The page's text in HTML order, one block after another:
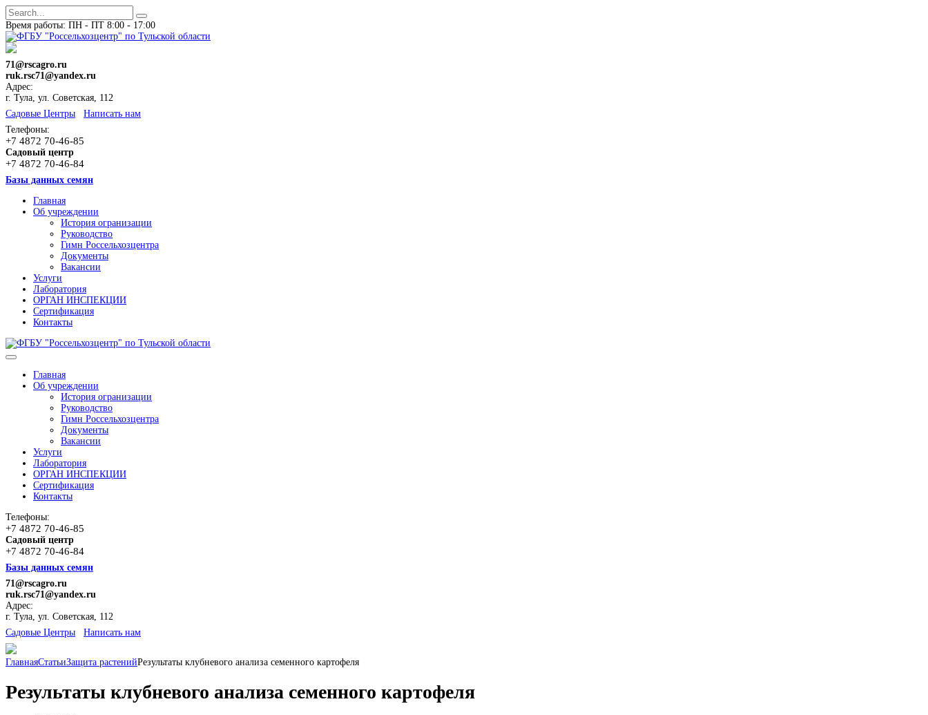
Время работы: ПН - ПТ 8:00 - 17:00
71@rscagro.ru
ruk.rsc71@yandex.ru
Адрес:
г. Тула, ул. Советская, 112
Cадовые Центры
Написать нам
Телефоны:
+7 4872 70-46-85
Садовый центр
+7 4872 70-46-84
Базы данных семян
Главная
Об учреждении
История огранизации
Руководство
Гимн Россельхозцентра
Документы
Вакансии
Услуги
Лаборатория
ОРГАН ИНСПЕКЦИИ
Сертификация
Контакты
Главная
Об учреждении
История огранизации
Руководство
Гимн Россельхозцентра
Документы
Вакансии
Услуги
Лаборатория
ОРГАН ИНСПЕКЦИИ
Сертификация
Контакты
Телефоны:
+7 4872 70-46-85
Садовый центр
+7 4872 70-46-84
Базы данных семян
71@rscagro.ru
ruk.rsc71@yandex.ru
Адрес:
г. Тула, ул. Советская, 112
Cадовые Центры
Написать нам
ГлавнаяСтатьиЗащита растенийРезультаты клубневого анализа семенного картофеля
Результаты клубневого анализа семенного картофеля